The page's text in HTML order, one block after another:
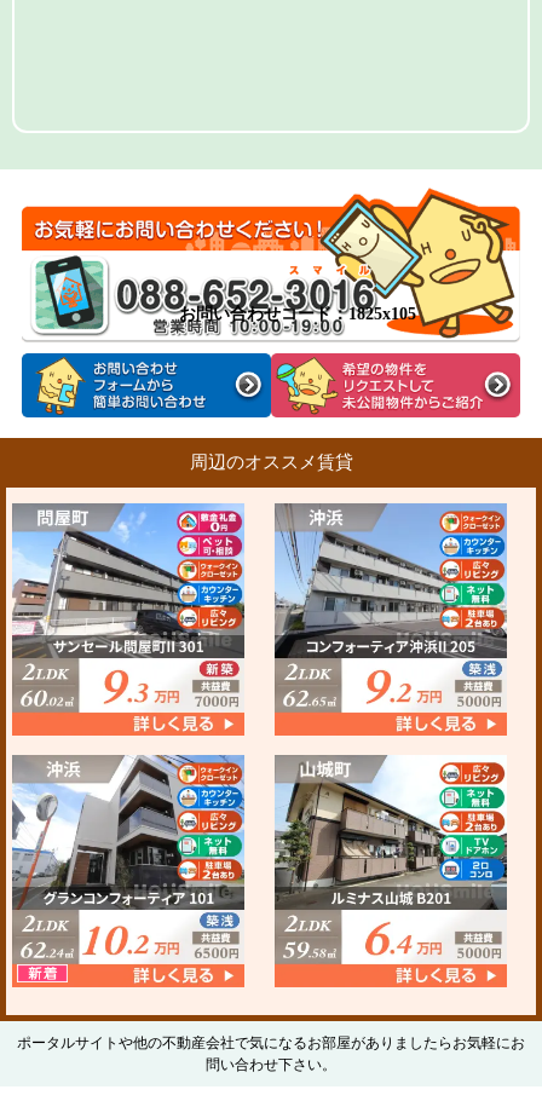
お問い合わせコード：1825x105
周辺のオススメ賃貸
ポータルサイトや他の不動産会社で気になるお部屋がありましたらお気軽にお
問い合わせ下さい。